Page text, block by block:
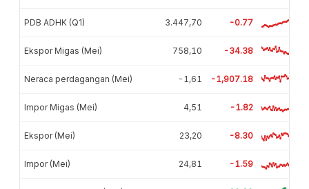
PDB ADHK (Q1) 3.447,70 -0.77
Ekspor Migas (Mei) 758,10 -34.38
Neraca perdagangan (Mei) -1,61 -1,907.18
Impor Migas (Mei) 4,51 -1.82
Ekspor (Mei) 23,20 -8.30
Impor (Mei) 24,81 -1.59